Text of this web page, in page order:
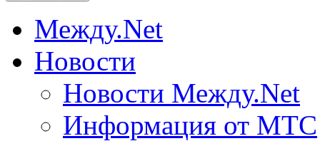
Между.Net
Новости
Новости Между.Net
Информация от МТС